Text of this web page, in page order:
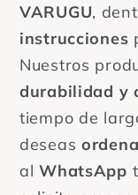
VARUGU,
instrucciones
Nuestros
durabilidad y
tiempo de
deseas
alWhatsApp